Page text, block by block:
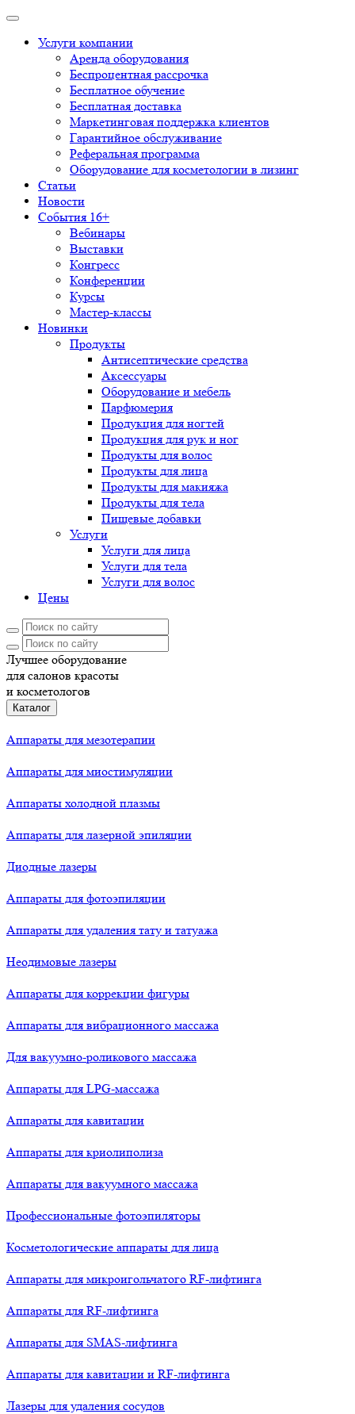
Услуги компании
Аренда оборудования
Беспроцентная рассрочка
Бесплатное обучение
Бесплатная доставка
Маркетинговая поддержка клиентов
Гарантийное обслуживание
Реферальная программа
Оборудование для косметологии в лизинг
Статьи
Новости
События 16+
Вебинары
Выставки
Конгресс
Конференции
Курсы
Мастер-классы
Новинки
Продукты
Антисептические средства
Аксессуары
Оборудование и мебель
Парфюмерия
Продукция для ногтей
Продукция для рук и ног
Продукты для волос
Продукты для лица
Продукты для макияжа
Продукты для тела
Пищевые добавки
Услуги
Услуги для лица
Услуги для тела
Услуги для волос
Цены
Лучшее оборудование
для салонов красоты
и косметологов
Каталог
Аппараты для мезотерапии
Аппараты для миостимуляции
Аппараты холодной плазмы
Аппараты для лазерной эпиляции
Диодные лазеры
Аппараты для фотоэпиляции
Аппараты для удаления тату и татуажа
Неодимовые лазеры
Аппараты для коррекции фигуры
Аппараты для вибрационного массажа
Для вакуумно-роликового массажа
Аппараты для LPG-массажа
Аппараты для кавитации
Аппараты для криолиполиза
Аппараты для вакуумного массажа
Профессиональные фотоэпиляторы
Косметологические аппараты для лица
Аппараты для микроигольчатого RF-лифтинга
Аппараты для RF-лифтинга
Аппараты для SMAS-лифтинга
Аппараты для кавитации и RF-лифтинга
Лазеры для удаления сосудов